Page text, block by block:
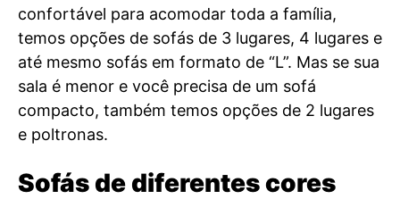
confortável para acomodar toda a família,
temos opções de sofás de 3 lugares, 4 lugares e
até mesmo sofás em formato de “L”. Mas se sua
sala é menor e você precisa de um sofá
compacto, também temos opções de 2 lugares
e poltronas.
Sofás de diferentes cores